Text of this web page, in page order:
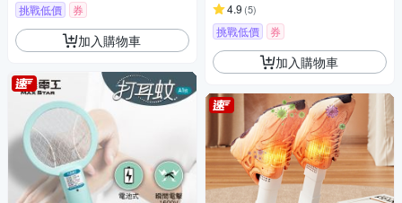
挑戰低價 券
加入購物車
4.9 (5)
挑戰低價 券
加入購物車